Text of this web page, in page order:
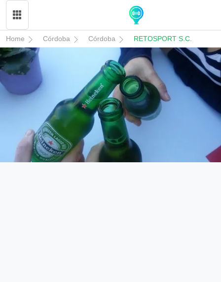
Home Córdoba Córdoba RETOSPORT S.C.